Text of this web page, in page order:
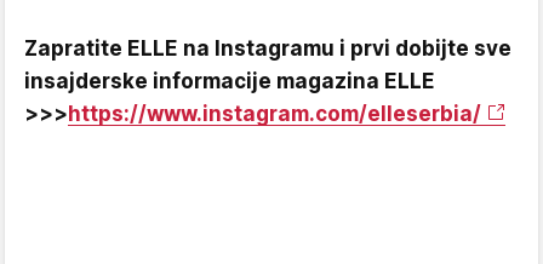
Zapratite ELLE na Instagramu i prvi dobijte sve
insajderske informacije magazina ELLE
>>>https://www.instagram.com/elleserbia/